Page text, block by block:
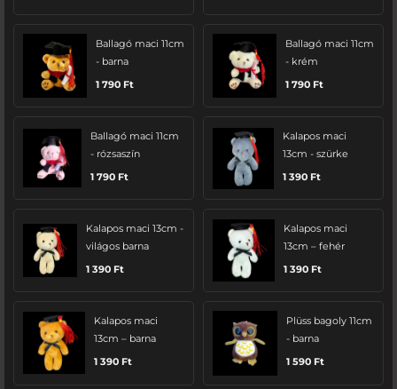
Ballagó maci 11cm
- barna
1 790 Ft
Ballagó maci 11cm
- krém
1 790 Ft
Ballagó maci 11cm
- rózsaszín
1 790 Ft
Kalapos maci
13cm - szürke
1 390 Ft
Kalapos maci 13cm -
világos barna
1 390 Ft
Kalapos maci
13cm – fehér
1 390 Ft
Kalapos maci
13cm – barna
1 390 Ft
Plüss bagoly 11cm
- barna
1 590 Ft